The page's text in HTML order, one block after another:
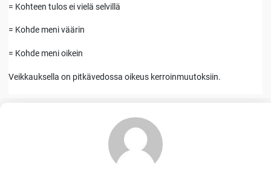
= Kohteen tulos ei vielä selvillä
= Kohde meni väärin
= Kohde meni oikein
Veikkauksella on pitkävedossa oikeus kerroinmuutoksiin.